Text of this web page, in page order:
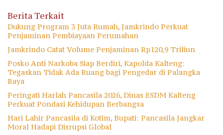
Berita Terkait
Dukung Program 3 Juta Rumah, Jamkrindo Perkuat
Penjaminan Pembiayaan Perumahan
Jamkrindo Catat Volume Penjaminan Rp120,9 Triliun
Posko Anti Narkoba Siap Berdiri, Kapolda Kalteng:
Tegaskan Tidak Ada Ruang bagi Pengedar di Palangka
Raya
Peringati Harlah Pancasila 2026, Dinas ESDM Kalteng
Perkuat Pondasi Kehidupan Berbangsa
Hari Lahir Pancasila di Kotim, Bupati: Pancasila Jangkar
Moral Hadapi Disrupsi Global